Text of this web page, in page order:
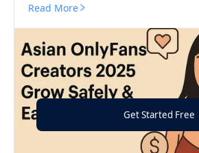
plataforma que realmente funcionam.
Read More
Get Started Free